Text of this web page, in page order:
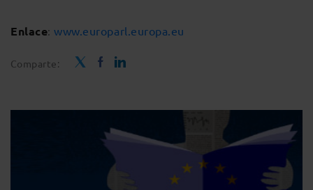
Enlace:www.europarl.europa.eu
Comparte: